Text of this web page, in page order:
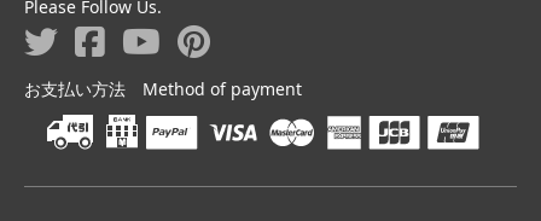
Please Follow Us.
お支払い方法 Method of payment